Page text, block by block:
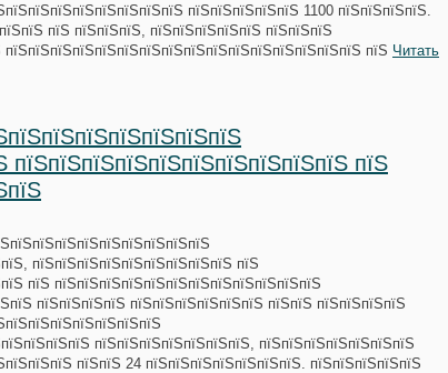
пїЅпїЅпїЅпїЅпїЅ 1100 пїЅпїЅпїЅпїЅ.
пїЅ пїЅпїЅпїЅ, пїЅпїЅпїЅпїЅпїЅ пїЅпїЅпїЅ
пїЅ Читать
пїЅпїЅпїЅпїЅпїЅпїЅпїЅпїЅпїЅпїЅ пїЅ
пїЅпїЅпїЅпїЅпїЅпїЅпїЅпїЅпїЅ пїЅ
пїЅ пїЅпїЅпїЅпїЅпїЅпїЅпїЅпїЅпїЅпїЅпїЅпїЅ
пїЅпїЅпїЅпїЅ пїЅпїЅпїЅпїЅпїЅпїЅ пїЅпїЅ пїЅпїЅпїЅпїЅ
пїЅпїЅпїЅпїЅпїЅпїЅпїЅ, пїЅпїЅпїЅпїЅпїЅпїЅпїЅ
пїЅпїЅ 24 пїЅпїЅпїЅпїЅпїЅпїЅпїЅ. пїЅпїЅпїЅпїЅпїЅ